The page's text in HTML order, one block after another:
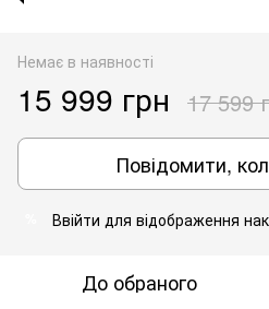
Немає в наявності
15 999 грн 17 599
Повідомити,
Ввійти для відображення
До обраного